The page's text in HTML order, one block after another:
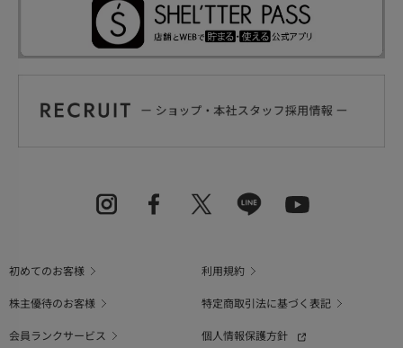
初めてのお客様
利用規約
株主優待のお客様
特定商取引法に基づく表記
会員ランクサービス
個人情報保護方針